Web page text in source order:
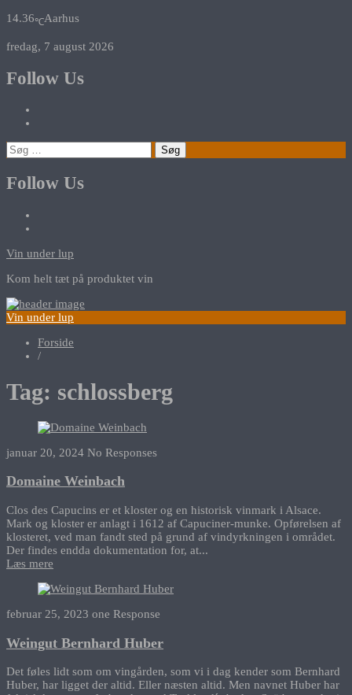
14.36℃Aarhus
fredag, 7 august 2026
Follow Us
Søg
efter:
Follow Us
Vin under lup
Kom helt tæt på produktet vin
Vin under lup
Forside
/
Tag: schlossberg
januar 20, 2024 No Responses
Domaine Weinbach
Clos des Capucins er et kloster og en historisk vinmark i Alsace.
Mark og kloster er anlagt i 1612 af Capuciner-munke. Opførelsen af
klosteret, ved man fandt sted på grund af vindyrkningen i området.
Der findes endda dokumentation for, at...
Læs mere
februar 25, 2023 one Response
Weingut Bernhard Huber
Det føles lidt som om vingården, som vi i dag kender som Bernhard
Huber, har ligget der altid. Eller næsten altid. Men navnet Huber har